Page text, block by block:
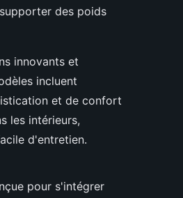
des poids
innovants et
incluent
et de confort
les intérieurs,
d'entretien.
pour s'intégrer